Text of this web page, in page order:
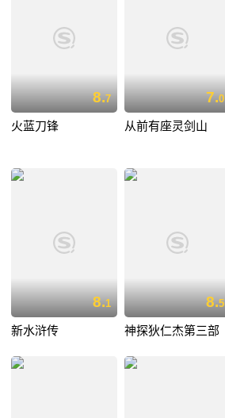
8.7
火蓝刀锋
7.0
从前有座灵剑山
8.1
新水浒传
8.5
神探狄仁杰第三部